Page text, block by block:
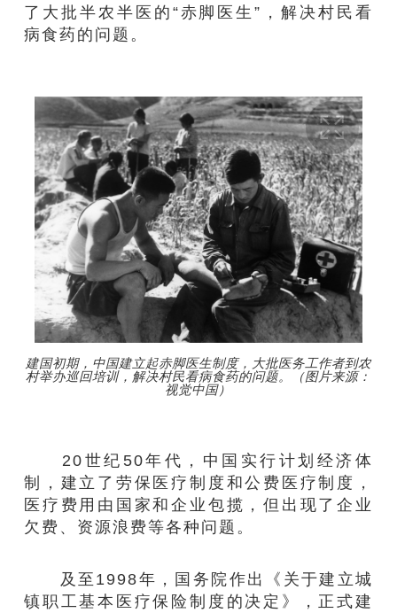
了大批半农半医的“赤脚医生”，解决村民看
病食药的问题。
建国初期，中国建立起赤脚医生制度，大批医务工作者到农
村举办巡回培训，解决村民看病食药的问题。（图片来源：
视觉中国）
20世纪50年代，中国实行计划经济体
制，建立了劳保医疗制度和公费医疗制度，
医疗费用由国家和企业包揽，但出现了企业
欠费、资源浪费等各种问题。
及至1998年，国务院作出《关于建立城
镇职工基本医疗保险制度的决定》，正式建